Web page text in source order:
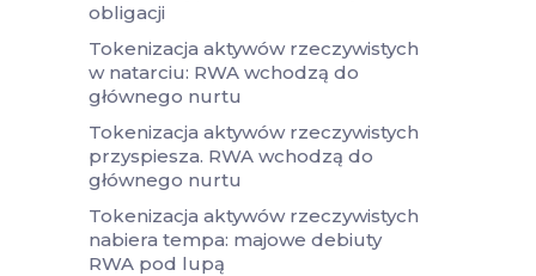
obligacji
Tokenizacja aktywów rzeczywistych
w natarciu: RWA wchodzą do
głównego nurtu
Tokenizacja aktywów rzeczywistych
przyspiesza. RWA wchodzą do
głównego nurtu
Tokenizacja aktywów rzeczywistych
nabiera tempa: majowe debiuty
RWA pod lupą